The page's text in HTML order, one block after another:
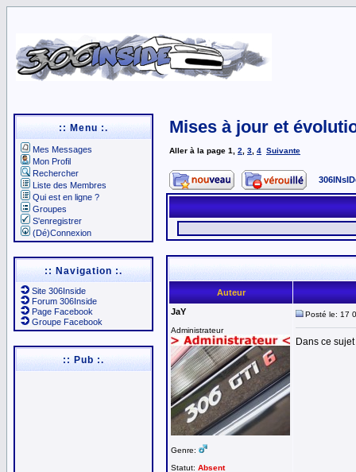
:: Menu :.
Mes Messages
Mon Profil
Rechercher
Liste des Membres
Qui est en ligne ?
Groupes
S'enregistrer
(Dé)Connexion
:: Navigation :.
Site 306Inside
Forum 306Inside
Page Facebook
Groupe Facebook
:: Pub :.
Mises à jour et
Aller à la page 1 2 3 4 Suivante
Auteur
JaY
Administrateur
Genre:
Statut: Absent
Posté le: 17
Dans ce